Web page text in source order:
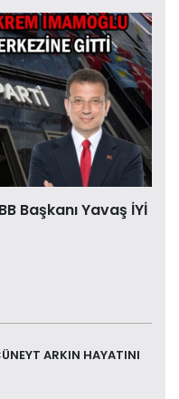
Başkanı Yavaş İYİ
ARKIN HAYATINI